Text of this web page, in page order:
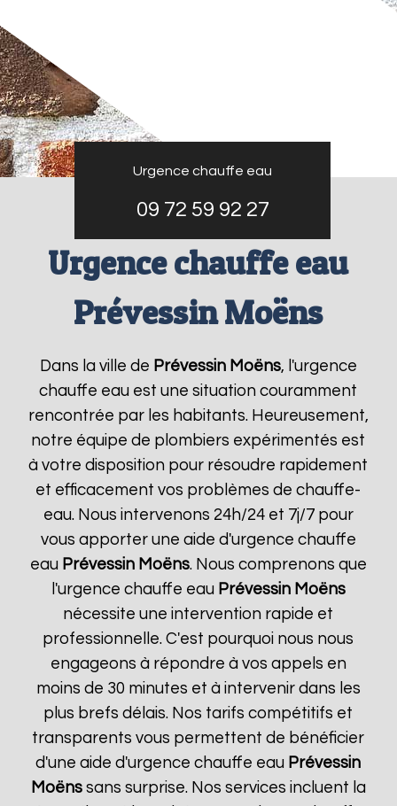
Urgence chauffe eau
09 72 59 92 27
Urgence chauffe eau
Prévessin Moëns
Dans la ville de Prévessin Moëns, l'urgence
chauffe eau est une situation couramment
rencontrée par les habitants. Heureusement,
notre équipe de plombiers expérimentés est
à votre disposition pour résoudre rapidement
et efficacement vos problèmes de chauffe-
eau. Nous intervenons 24h/24 et 7j/7 pour
vous apporter une aide d'urgence chauffe
eau Prévessin Moëns. Nous comprenons que
l'urgence chauffe eau Prévessin Moëns
nécessite une intervention rapide et
professionnelle. C'est pourquoi nous nous
engageons à répondre à vos appels en
moins de 30 minutes et à intervenir dans les
plus brefs délais. Nos tarifs compétitifs et
transparents vous permettent de bénéficier
d'une aide d'urgence chauffe eau Prévessin
Moënssans surprise. Nos services incluent la